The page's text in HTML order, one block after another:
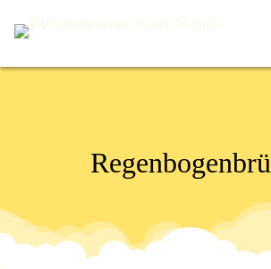
Regenbogenbrü